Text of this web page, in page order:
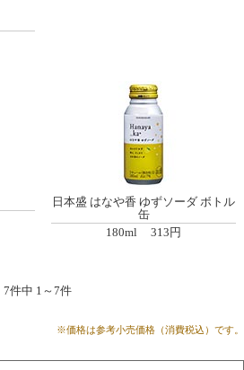
日本盛 はなや香 ゆずソーダ ボトル
缶
180ml
313円
7件中 1 ～ 7件
※価格は参考小売価格（消費税込）です。